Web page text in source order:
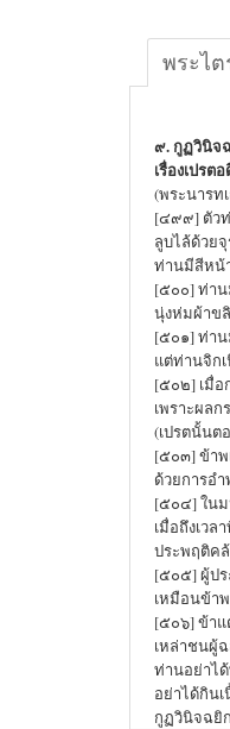
พระไ
๙. กูฏวินิจ
เรื่องเปรต
(พระนารท
[๔๙๙] ตัว
ลูบไล้ด้วย
ท่านมีสีหน้
[๕๐๐] ท่าน
นุ่งห่มผ้าข
[๕๐๑] ท่า
แต่ท่านจิก
[๕๐๒] เมื่อ
เพราะผล
(เปรตนั้นต
[๕๐๓] ข้าพ
ด้วยการอ
[๕๐๔] ใน
เมื่อถึงเวล
ประพฤติค
[๕๐๕] ผู้ปร
เหมือนข้า
[๕๐๖] ข้าแ
เหล่าชนผู้
ท่านอย่าไ
อย่าได้กิน
กูฏวินิจฉยิ